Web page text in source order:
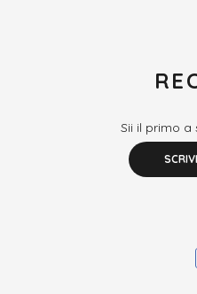
Sii il primo a